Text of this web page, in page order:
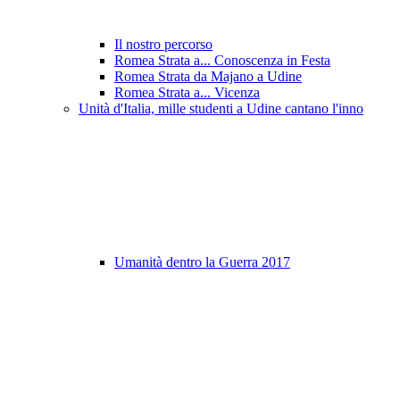
Il nostro percorso
Romea Strata a... Conoscenza in Festa
Romea Strata da Majano a Udine
Romea Strata a... Vicenza
Unità d'Italia, mille studenti a Udine cantano l'inno
Umanità dentro la Guerra 2017